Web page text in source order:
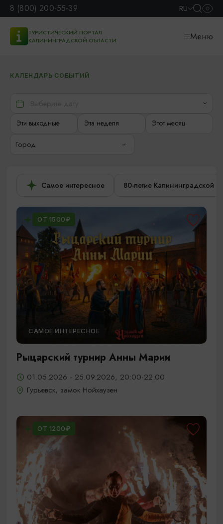
8 (800) 200-55-39 RU
ТУРИСТИЧЕСКИЙ ПОРТАЛ
КАЛИНИНГРАДСКОЙ ОБЛАСТИ
Меню
КАЛЕНДАРЬ СОБЫТИЙ
Эти выходные Эта неделя Этот месяц
Город
Самое интересное 80-летие Калининградской
ОТ 1500₽
САМОЕ ИНТЕРЕСНОЕ
Рыцарский турнир Анны Марии
01.05.2026 - 25.09.2026, 20:00-22:00
Гурьевск, замок Нойхаузен
ОТ 1200₽